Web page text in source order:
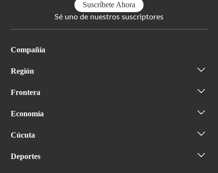
Suscríbete Ahora
Sé uno de nuestros suscriptores
Compañía
Región
Frontera
Economía
Cúcuta
Deportes